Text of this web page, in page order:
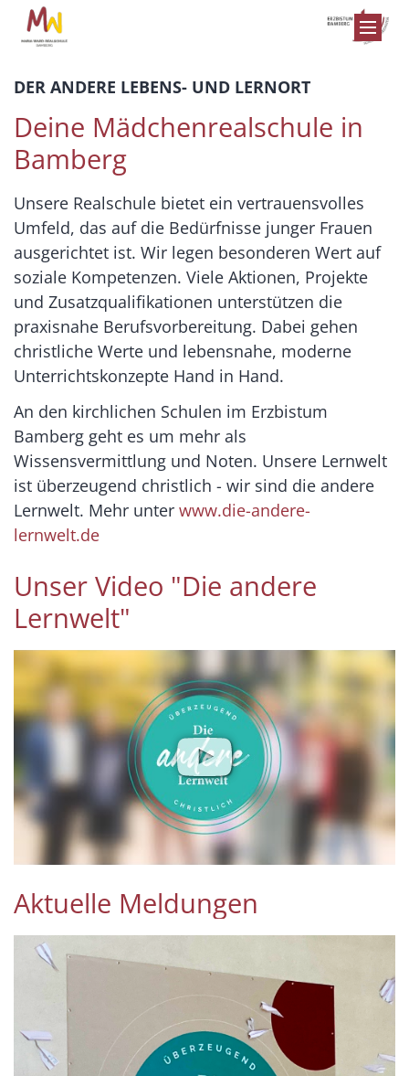
Zum Inhalt springen
DER ANDERE LEBENS- UND LERNORT
Deine Mädchenrealschule in
Bamberg
Unsere Realschule bietet ein vertrauensvolles
Umfeld, das auf die Bedürfnisse junger Frauen
ausgerichtet ist. Wir legen besonderen Wert auf
soziale Kompetenzen. Viele Aktionen, Projekte
und Zusatzqualifikationen unterstützen die
praxisnahe Berufsvorbereitung. Dabei gehen
christliche Werte und lebensnahe, moderne
Unterrichtskonzepte Hand in Hand.
An den kirchlichen Schulen im Erzbistum
Bamberg geht es um mehr als
Wissensvermittlung und Noten. Unsere Lernwelt
ist überzeugend christlich - wir sind die andere
Lernwelt. Mehr unter www.die-andere-
lernwelt.de
Unser Video "Die andere
Lernwelt"
Aktuelle Meldungen